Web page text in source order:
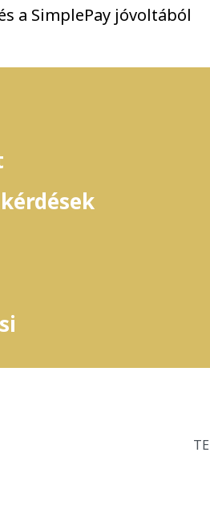
a SimplePay jóvoltából